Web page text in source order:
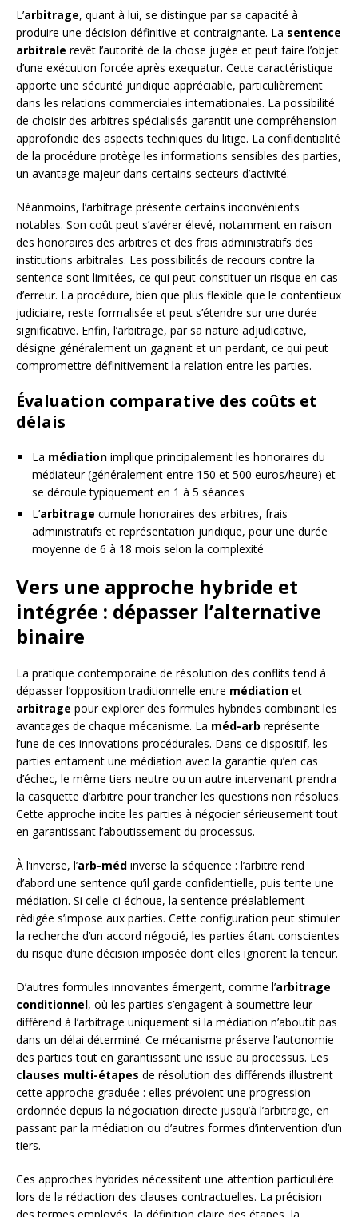
L’arbitrage, quant à lui, se distingue par sa capacité à
produire une décision définitive et contraignante. La sentence
arbitrale revêt l’autorité de la chose jugée et peut faire l’objet
d’une exécution forcée après exequatur. Cette caractéristique
apporte une sécurité juridique appréciable, particulièrement
dans les relations commerciales internationales. La possibilité
de choisir des arbitres spécialisés garantit une compréhension
approfondie des aspects techniques du litige. La confidentialité
de la procédure protège les informations sensibles des parties,
un avantage majeur dans certains secteurs d’activité.
Néanmoins, l’arbitrage présente certains inconvénients
notables. Son coût peut s’avérer élevé, notamment en raison
des honoraires des arbitres et des frais administratifs des
institutions arbitrales. Les possibilités de recours contre la
sentence sont limitées, ce qui peut constituer un risque en cas
d’erreur. La procédure, bien que plus flexible que le contentieux
judiciaire, reste formalisée et peut s’étendre sur une durée
significative. Enfin, l’arbitrage, par sa nature adjudicative,
désigne généralement un gagnant et un perdant, ce qui peut
compromettre définitivement la relation entre les parties.
Évaluation comparative des coûts et
délais
La médiation implique principalement les honoraires du
médiateur (généralement entre 150 et 500 euros/heure) et
se déroule typiquement en 1 à 5 séances
L’arbitrage cumule honoraires des arbitres, frais
administratifs et représentation juridique, pour une durée
moyenne de 6 à 18 mois selon la complexité
Vers une approche hybride et
intégrée : dépasser l’alternative
binaire
La pratique contemporaine de résolution des conflits tend à
dépasser l’opposition traditionnelle entre médiation et
arbitrage pour explorer des formules hybrides combinant les
avantages de chaque mécanisme. La méd-arb représente
l’une de ces innovations procédurales. Dans ce dispositif, les
parties entament une médiation avec la garantie qu’en cas
d’échec, le même tiers neutre ou un autre intervenant prendra
la casquette d’arbitre pour trancher les questions non résolues.
Cette approche incite les parties à négocier sérieusement tout
en garantissant l’aboutissement du processus.
À l’inverse, l’arb-méd inverse la séquence : l’arbitre rend
d’abord une sentence qu’il garde confidentielle, puis tente une
médiation. Si celle-ci échoue, la sentence préalablement
rédigée s’impose aux parties. Cette configuration peut stimuler
la recherche d’un accord négocié, les parties étant conscientes
du risque d’une décision imposée dont elles ignorent la teneur.
D’autres formules innovantes émergent, comme l’arbitrage
conditionnel, où les parties s’engagent à soumettre leur
différend à l’arbitrage uniquement si la médiation n’aboutit pas
dans un délai déterminé. Ce mécanisme préserve l’autonomie
des parties tout en garantissant une issue au processus. Les
clauses multi-étapes de résolution des différends illustrent
cette approche graduée : elles prévoient une progression
ordonnée depuis la négociation directe jusqu’à l’arbitrage, en
passant par la médiation ou d’autres formes d’intervention d’un
tiers.
Ces approches hybrides nécessitent une attention particulière
lors de la rédaction des clauses contractuelles. La précision